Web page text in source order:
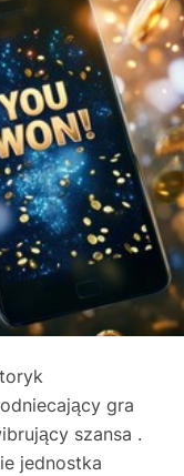
gra
szansa .
jednostka